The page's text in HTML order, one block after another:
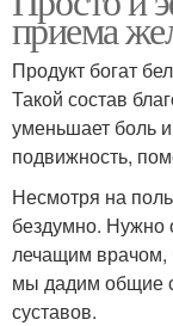
приема
Продукт богат
Такой состав
уменьшает боль
подвижность,
Несмотря на
бездумно. Нужно
лечащим врачом,
мы дадим общие
суставов.